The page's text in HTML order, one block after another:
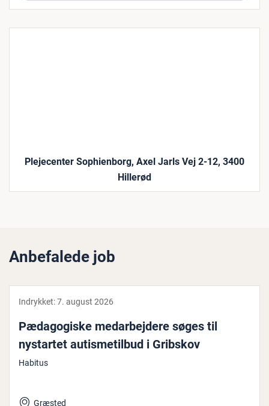
Plejecenter Sophienborg, Axel Jarls Vej 2-12, 3400
Hillerød
Anbefalede job
Indrykket:7. august 2026
Pæ­da­go­gi­ske me­d­ar­bej­de­re søges til
nystartet au­tis­me­til­bud i Gribskov
Habitus
Græsted